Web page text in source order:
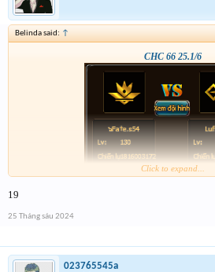
Belinda said: ↑
CHC 66 25.1/6
Click to expand...
19
25 Tháng sáu 2024
023765545a